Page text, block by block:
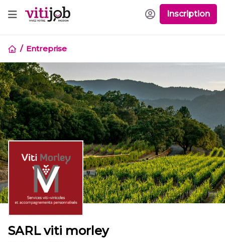
Inscription
Entreprise
SARL viti morley